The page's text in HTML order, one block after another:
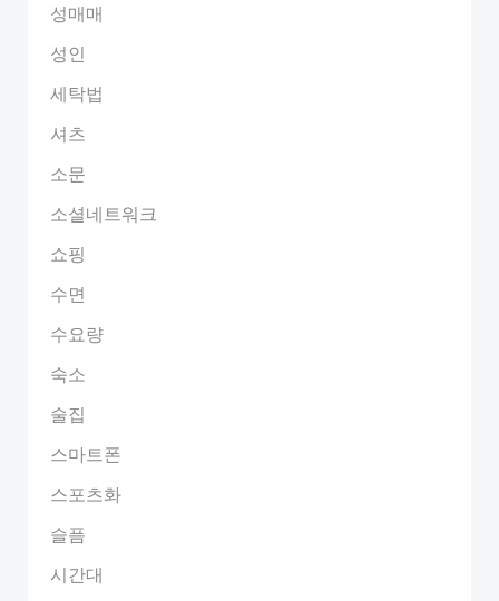
성매매
성인
세탁법
셔츠
소문
소셜네트워크
쇼핑
수면
수요량
숙소
술집
스마트폰
스포츠화
슬픔
시간대